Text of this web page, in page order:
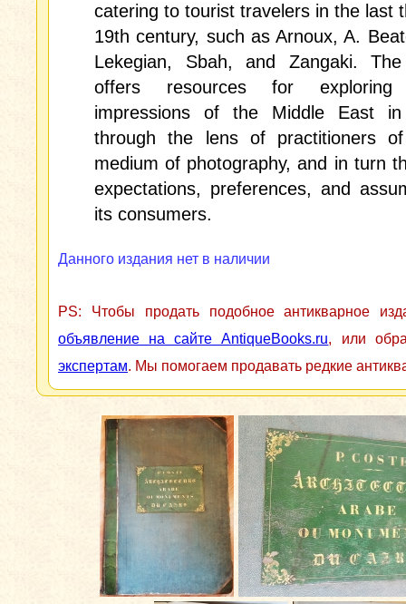
catering to tourist travelers in the last
19th century, such as Arnoux, A.
Lekegian, Sbah, and Zangaki.
offers resources for exploring
impressions of the Middle East
through the lens of practitioners
medium of photography, and in turn
expectations, preferences, and
its consumers.
Данного издания нет в наличии
PS: Чтобы продать подобное антикварное
объявление на сайте AntiqueBooks.ru, или
экспертам. Мы помогаем продавать редкие